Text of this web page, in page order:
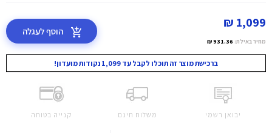
1,099 ₪
מחיר באילת: 931.36 ₪
הוסף לעגלה
ברכישת מוצר זה תוכלו לקבל עד 1,099 נקודות מועדון!
יבואן רשמי משלוח חינם קנייה בטוחה